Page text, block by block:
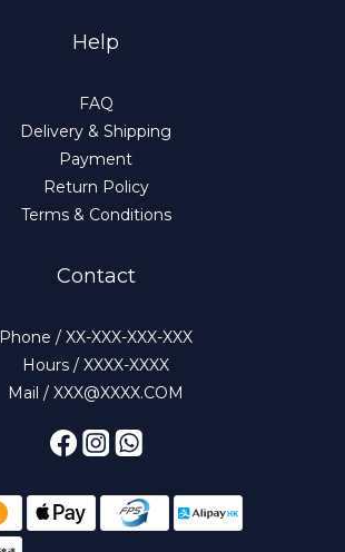
Help
FAQ
Delivery & Shipping
Payment
Return Policy
Terms & Conditions
Contact
Phone / XX-XXX-XXX-XXX
Hours / XXXX-XXXX
Mail / XXX@XXXX.COM